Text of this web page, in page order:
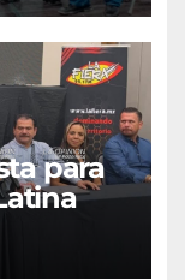
para